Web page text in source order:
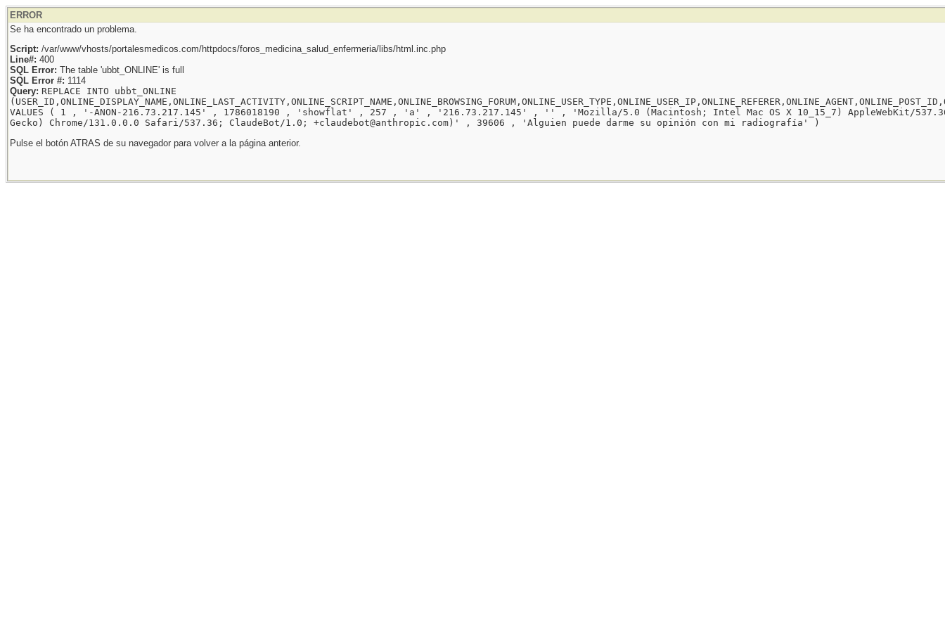
ERROR
Se ha encontrado un problema.
Script: /var/www/vhosts/portalesmedicos.com/httpdocs/foros_medicina_salud_enfermeria/libs/html.inc.php
Line#: 400
SQL Error: The table 'ubbt_ONLINE' is full
SQL Error #: 1114
Query: REPLACE INTO ubbt_ONLINE
VALUES ( 1 , '-ANON-216.73.217.145' , 1786018190 , 'showflat' , 257 , 'a' , '216.73.217.145' , '' , 'Mozilla/5.0 (Macintosh; Intel Mac OS X 10_15_7) AppleWebKit/
Gecko) Chrome/131.0.0.0 Safari/537.36; ClaudeBot/1.0; +claudebot@anthropic.com)' , 39606 , 'Alguien puede darme su opinión con mi radiografía' )
Pulse el botón ATRAS de su navegador para volver a la página anterior.